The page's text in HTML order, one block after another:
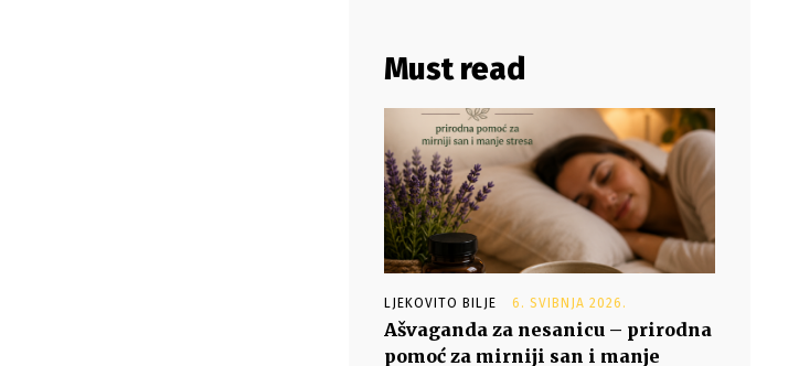
Must read
LJEKOVITO BILJE 6. SVIBNJA 2026.
Ašvaganda za nesanicu – prirodna
pomoć za mirniji san i manje